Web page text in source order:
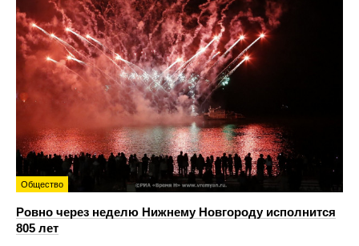
Общество
Ровно через неделю Нижнему Новгороду исполнится
805 лет